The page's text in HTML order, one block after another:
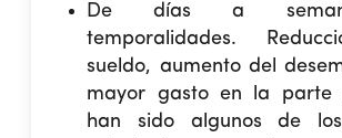
De días a
temporalidades.
sueldo, aumento del
mayor gasto en la parte
han sido algunos de